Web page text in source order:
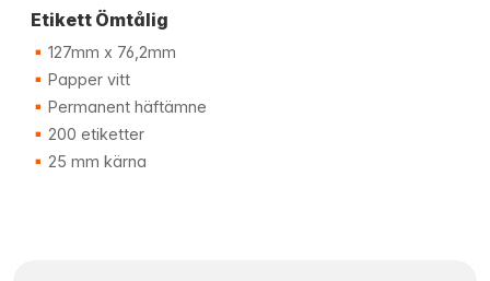
Etikett Ömtålig
127mm x 76,2mm
Papper vitt
Permanent häftämne
200 etiketter
25 mm kärna